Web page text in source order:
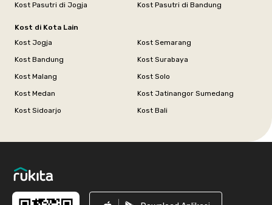
Kost Pasutri di Jogja
Kost Pasutri di Bandung
Kost di Kota Lain
Kost Jogja
Kost Semarang
Kost Bandung
Kost Surabaya
Kost Malang
Kost Solo
Kost Medan
Kost Jatinangor Sumedang
Kost Sidoarjo
Kost Bali